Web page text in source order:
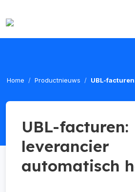
Home Productnieuws UBL-
UBL-facturen:
leverancier
automatisch